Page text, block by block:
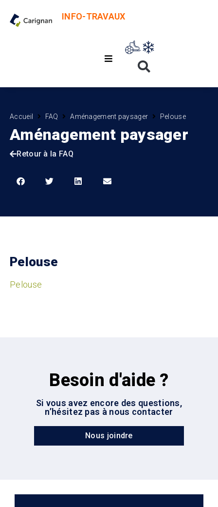
INFO-TRAVAUX
Accueil FAQ Aménagement paysager Pelouse
Aménagement paysager
Retour à la FAQ
Pelouse
Pelouse
Besoin d'aide ?
Si vous avez encore des questions,
n’hésitez pas à nous contacter
Nous joindre